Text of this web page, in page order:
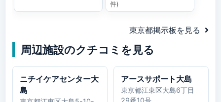
件)
東京都掲示板を見る
周辺施設のクチコミを見る
ニチイケアセンター大
島
アースサポート大島
東京都江東区大島6丁目